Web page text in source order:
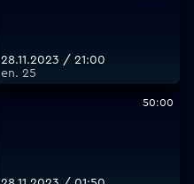
28.11.2023 / 21:00
еп. 25
50:00